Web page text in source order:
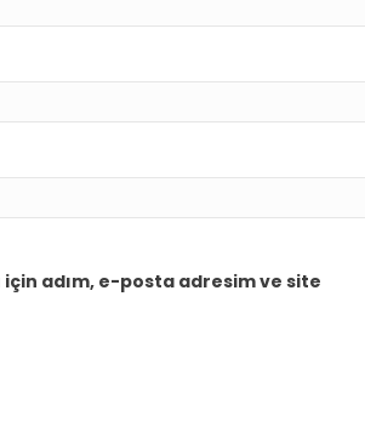
adım, e-posta adresim ve site